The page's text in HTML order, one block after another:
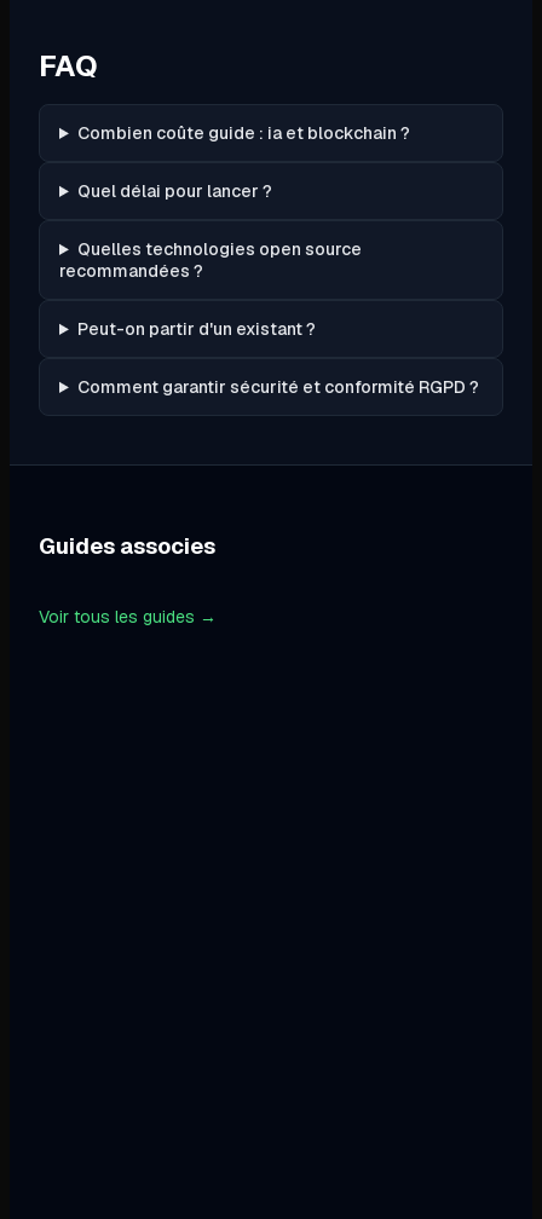
FAQ
Combien coûte guide : ia et blockchain ?
Quel délai pour lancer ?
Quelles technologies open source
recommandées ?
Peut-on partir d'un existant ?
Comment garantir sécurité et conformité RGPD ?
Guides associes
Voir tous les guides →